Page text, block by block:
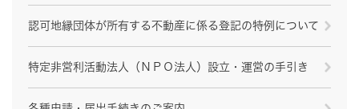
認可地縁団体が所有する不動産に係る登記の特例について
特定非営利活動法人（ＮＰＯ法人）設立・運営の手引き